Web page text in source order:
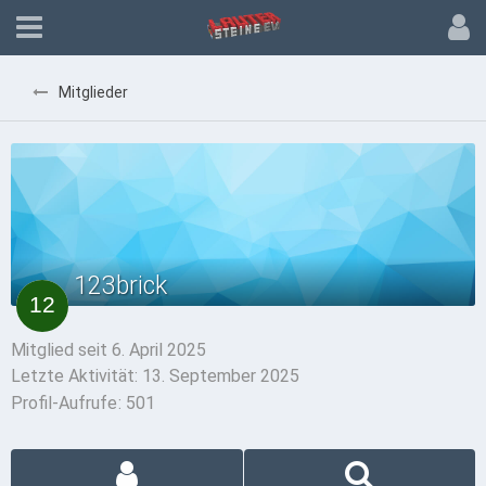
Mitglieder
123brick
Mitglied seit 6. April 2025
Letzte Aktivität: 13. September 2025
Profil-Aufrufe 501